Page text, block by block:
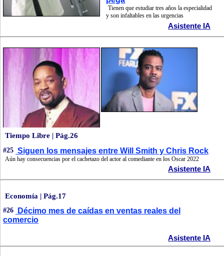
Tienen que estudiar tres años la especialidad
y son infaltables en las urgencias
Asistente IA
Tiempo Libre | Pág.26
#25 Siguen los mensajes entre Will Smith y Chris Rock
Aún hay consecuencias por el cachetazo del actor al comediante en los Oscar 2022
Asistente IA
Economía | Pág.17
#26
Décimo mes de caídas en ventas reales del
comercio
Asistente IA